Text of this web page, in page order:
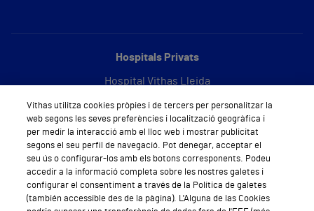
Hospitals Privats
Hospital Vithas Lleida
Hospital Vithas Barcelona
Sobre Vithas
Qui som
Vithas utilitza cookies pròpies i de tercers per personalitzar la
web segons les seves preferències i localització geogràfica i
per medir la interacció amb el lloc web i mostrar publicitat
segons el seu perfil de navegació. Pot denegar, acceptar el
seu ús o configurar-los amb els botons corresponents. Podeu
accedir a la informació completa sobre les nostres galetes i
configurar el consentiment a través de la Política de galetes
(también accessible des de la pàgina). L'Alguna de las Cookies